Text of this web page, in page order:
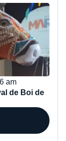
am
de Boi de